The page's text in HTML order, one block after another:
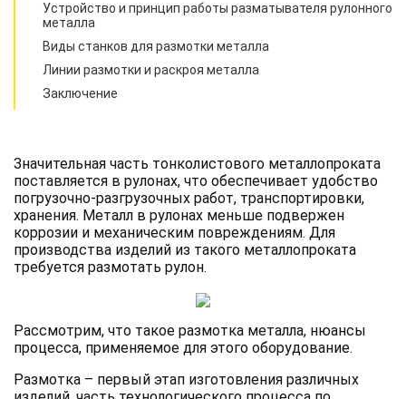
Устройство и принцип работы разматывателя рулонного
металла
Виды станков для размотки металла
Линии размотки и раскроя металла
Заключение
Значительная часть тонколистового металлопроката
поставляется в рулонах, что обеспечивает удобство
погрузочно-разгрузочных работ, транспортировки,
хранения. Металл в рулонах меньше подвержен
коррозии и механическим повреждениям. Для
производства изделий из такого металлопроката
требуется размотать рулон.
Рассмотрим, что такое размотка металла, нюансы
процесса, применяемое для этого оборудование.
Размотка – первый этап изготовления различных